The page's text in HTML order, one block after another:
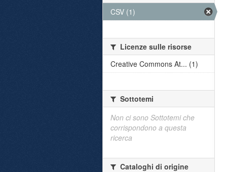
CSV (1)
Licenze sulle risorse
Creative Commons At... (1)
Sottotemi
Non ci sono Sottotemi che
corrispondono a questa
ricerca
Cataloghi di origine